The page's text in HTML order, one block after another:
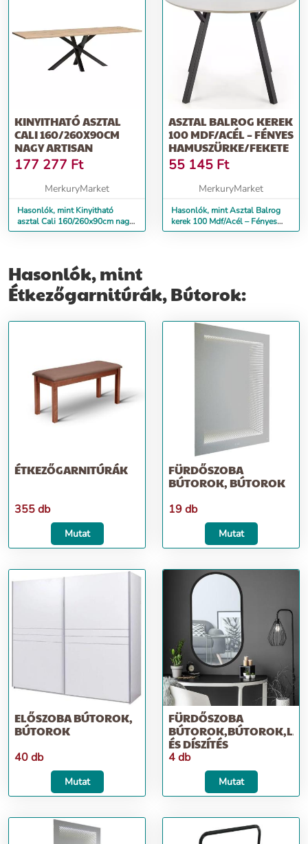
KINYITHATÓ ASZTAL
CALI 160/260X90CM
NAGY ARTISAN
177 277 Ft
MerkuryMarket
Hasonlók, mint Kinyitható
asztal Cali 160/260x90cm nagy
artisan
ASZTAL BALROG KEREK
100 MDF/ACÉL – FÉNYES
HAMUSZÜRKE/FEKETE
55 145 Ft
MerkuryMarket
Hasonlók, mint Asztal Balrog
kerek 100 Mdf/Acél – Fényes
Hamuszürke/Fekete
Hasonlók, mint
Étkezőgarnitúrák, Bútorok:
ÉTKEZŐGARNITÚRÁK
355 db
Mutat
FÜRDŐSZOBA
BÚTOROK, BÚTOROK
19 db
Mutat
ELŐSZOBA BÚTOROK,
BÚTOROK
40 db
Mutat
FÜRDŐSZOBA
ÉS DÍSZÍTÉS
4 db
Mutat